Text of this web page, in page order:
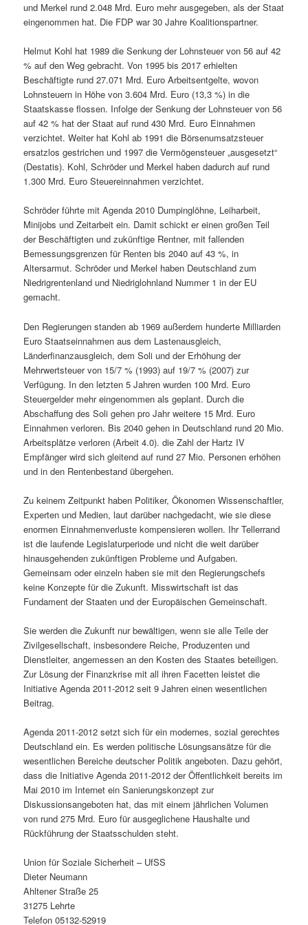
und Merkel rund 2.048 Mrd. Euro mehr ausgegeben, als der Staat
eingenommen hat. Die FDP war 30 Jahre Koalitionspartner.
Helmut Kohl hat 1989 die Senkung der Lohnsteuer von 56 auf 42
% auf den Weg gebracht. Von 1995 bis 2017 erhielten
Beschäftigte rund 27.071 Mrd. Euro Arbeitsentgelte, wovon
Lohnsteuern in Höhe von 3.604 Mrd. Euro (13,3 %) in die
Staatskasse flossen. Infolge der Senkung der Lohnsteuer von 56
auf 42 % hat der Staat auf rund 430 Mrd. Euro Einnahmen
verzichtet. Weiter hat Kohl ab 1991 die Börsenumsatzsteuer
ersatzlos gestrichen und 1997 die Vermögensteuer „ausgesetzt“
(Destatis). Kohl, Schröder und Merkel haben dadurch auf rund
1.300 Mrd. Euro Steuereinnahmen verzichtet.
Schröder führte mit Agenda 2010 Dumpinglöhne, Leiharbeit,
Minijobs und Zeitarbeit ein. Damit schickt er einen großen Teil
der Beschäftigten und zukünftige Rentner, mit fallenden
Bemessungsgrenzen für Renten bis 2040 auf 43 %, in
Altersarmut. Schröder und Merkel haben Deutschland zum
Niedrigrentenland und Niedriglohnland Nummer 1 in der EU
gemacht.
Den Regierungen standen ab 1969 außerdem hunderte Milliarden
Euro Staatseinnahmen aus dem Lastenausgleich,
Länderfinanzausgleich, dem Soli und der Erhöhung der
Mehrwertsteuer von 15/7 % (1993) auf 19/7 % (2007) zur
Verfügung. In den letzten 5 Jahren wurden 100 Mrd. Euro
Steuergelder mehr eingenommen als geplant. Durch die
Abschaffung des Soli gehen pro Jahr weitere 15 Mrd. Euro
Einnahmen verloren. Bis 2040 gehen in Deutschland rund 20 Mio.
Arbeitsplätze verloren (Arbeit 4.0). die Zahl der Hartz IV
Empfänger wird sich gleitend auf rund 27 Mio. Personen erhöhen
und in den Rentenbestand übergehen.
Zu keinem Zeitpunkt haben Politiker, Ökonomen Wissenschaftler,
Experten und Medien, laut darüber nachgedacht, wie sie diese
enormen Einnahmenverluste kompensieren wollen. Ihr Tellerrand
ist die laufende Legislaturperiode und nicht die weit darüber
hinausgehenden zukünftigen Probleme und Aufgaben.
Gemeinsam oder einzeln haben sie mit den Regierungschefs
keine Konzepte für die Zukunft. Misswirtschaft ist das
Fundament der Staaten und der Europäischen Gemeinschaft.
Sie werden die Zukunft nur bewältigen, wenn sie alle Teile der
Zivilgesellschaft, insbesondere Reiche, Produzenten und
Dienstleiter, angemessen an den Kosten des Staates beteiligen.
Zur Lösung der Finanzkrise mit all ihren Facetten leistet die
Initiative Agenda 2011-2012 seit 9 Jahren einen wesentlichen
Beitrag.
Agenda 2011-2012 setzt sich für ein modernes, sozial gerechtes
Deutschland ein. Es werden politische Lösungsansätze für die
wesentlichen Bereiche deutscher Politik angeboten. Dazu gehört,
dass die Initiative Agenda 2011-2012 der Öffentlichkeit bereits im
Mai 2010 im Internet ein Sanierungskonzept zur
Diskussionsangeboten hat, das mit einem jährlichen Volumen
von rund 275 Mrd. Euro für ausgeglichene Haushalte und
Rückführung der Staatsschulden steht.
Union für Soziale Sicherheit – UfSS
Dieter Neumann
Ahltener Straße 25
31275 Lehrte
Telefon 05132-52919